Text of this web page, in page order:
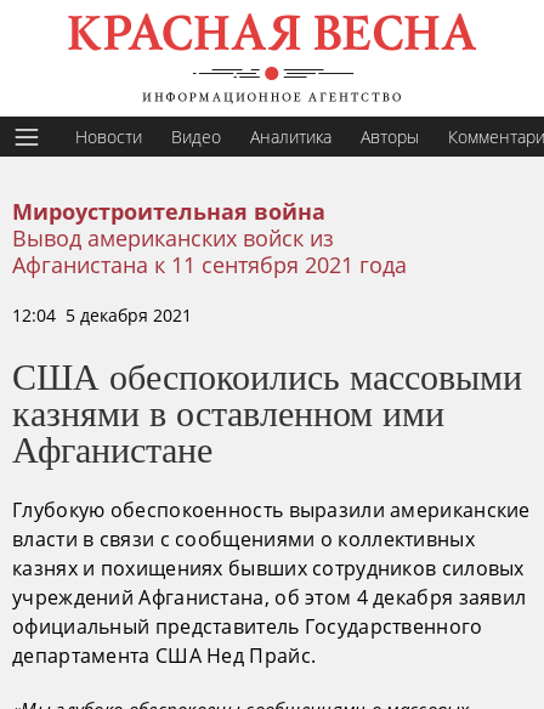
Новости Видео Аналитика Авторы
Мироустроительная война
Вывод американских войск из
Афганистана к 11 сентября 2021 года
12:04 5 декабря 2021
США обеспокоились массовыми
казнями в оставленном ими
Афганистане
Глубокую обеспокоенность выразили американские
власти в связи с сообщениями о коллективных
казнях и похищениях бывших сотрудников силовых
учреждений Афганистана, об этом 4 декабря заявил
официальный представитель Государственного
департамента США Нед Прайс.